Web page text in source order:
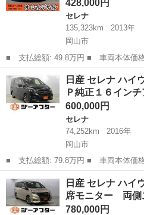
428,000円
セレナ
135,323km
2013年
岡山市
■ 支払総額: 49.8万円 ■ 車両本体価格： 428,000 円 ■ メーカー
名： 日産 ■ 車種名： セレナ ■ グ
ックライン Ｓ－ハイブリッド ナビ
リップダウン...
岡山 岡山市 セレナ
日産 セレナ ハ
Ｐ純正１６イン
600,000円
セレナ
74,252km
2016年
岡山市
■ 支払総額: 79.8万円 ■ 車両本体価格： 600,000 円 ■ メーカー
名： 日産 ■ 車種名： セレナ ■ グ
ー 純正ナビ ＯＰ純正１６インチア
フルセグ バ...
岡山 岡山市 セレナ
日産 セレナ ハ
席モニター 両
780,000円